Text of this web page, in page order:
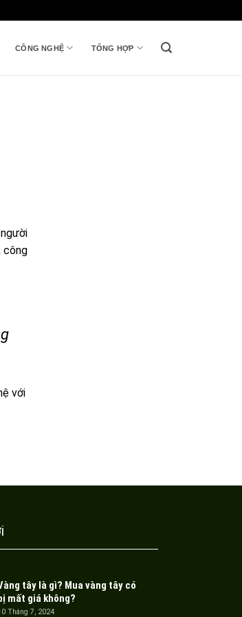
CÔNG NGHỆ TỔNG HỢP
công
với
tây là gì? Mua vàng tây có
bị mất giá không?
Tháng 7, 2024